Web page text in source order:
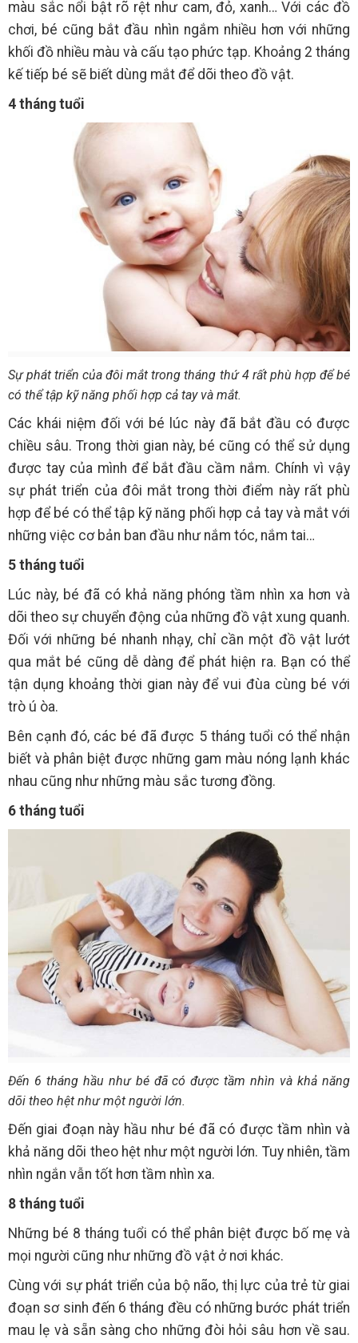
màu sắc nổi bật rõ rệt như cam, đỏ, xanh… Với các đồ
chơi, bé cũng bắt đầu nhìn ngắm nhiều hơn với những
khối đồ nhiều màu và cấu tạo phức tạp. Khoảng 2 tháng
kế tiếp bé sẽ biết dùng mắt để dõi theo đồ vật.
4 tháng tuổi
Sự phát triển của đôi mắt trong tháng thứ 4 rất phù hợp để bé
có thể tập kỹ năng phối hợp cả tay và mắt.
Các khái niệm đối với bé lúc này đã bắt đầu có được
chiều sâu. Trong thời gian này, bé cũng có thể sử dụng
được tay của mình để bắt đầu cầm nắm. Chính vì vậy
sự phát triển của đôi mắt trong thời điểm này rất phù
hợp để bé có thể tập kỹ năng phối hợp cả tay và mắt với
những việc cơ bản ban đầu như nắm tóc, nắm tai…
5 tháng tuổi
Lúc này, bé đã có khả năng phóng tầm nhìn xa hơn và
dõi theo sự chuyển động của những đồ vật xung quanh.
Đối với những bé nhanh nhạy, chỉ cần một đồ vật lướt
qua mắt bé cũng dễ dàng để phát hiện ra. Bạn có thể
tận dụng khoảng thời gian này để vui đùa cùng bé với
trò ú òa.
Bên cạnh đó, các bé đã được 5 tháng tuổi có thể nhận
biết và phân biệt được những gam màu nóng lạnh khác
nhau cũng như những màu sắc tương đồng.
6 tháng tuổi
Đến 6 tháng hầu như bé đã có được tầm nhìn và khả năng
dõi theo hệt như một người lớn.
Đến giai đoạn này hầu như bé đã có được tầm nhìn và
khả năng dõi theo hệt như một người lớn. Tuy nhiên, tầm
nhìn ngắn vẫn tốt hơn tầm nhìn xa.
8 tháng tuổi
Những bé 8 tháng tuổi có thể phân biệt được bố mẹ và
mọi người cũng như những đồ vật ở nơi khác.
Cùng với sự phát triển của bộ não, thị lực của trẻ từ giai
đoạn sơ sinh đến 6 tháng đều có những bước phát triển
mau lẹ và sẵn sàng cho những đòi hỏi sâu hơn về sau.